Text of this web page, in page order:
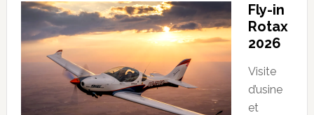
Fly-in
Rotax
2026
Visite
d’usine
et